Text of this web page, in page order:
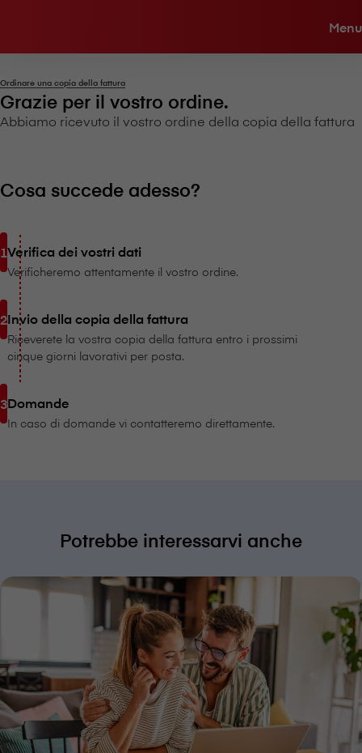
Menu
Ordinare una copia della fattura
Grazie per il vostro ordine.
Abbiamo ricevuto il vostro ordine della copia della fattura
Cosa succede adesso?
Verifica dei vostri dati
Verificheremo attentamente il vostro ordine.
Invio della copia della fattura
Riceverete la vostra copia della fattura entro i prossimi
cinque giorni lavorativi per posta.
Domande
In caso di domande vi contatteremo direttamente.
Potrebbe interessarvi anche